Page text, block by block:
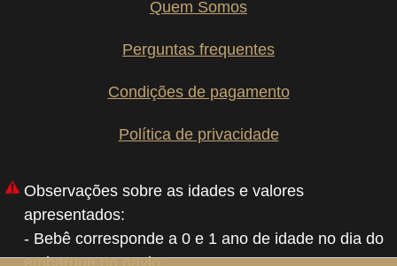
Quem Somos
Perguntas frequentes
Condições de pagamento
Política de privacidade
Observações sobre as idades e valores
apresentados:
- Bebê corresponde a 0 e 1 ano de idade no dia do
embarque no navio;